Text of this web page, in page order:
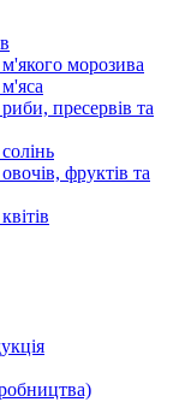
морозива
пресервів та
фруктів та